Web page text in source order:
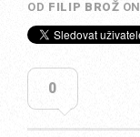
OD FILIP BROŽ ON
0